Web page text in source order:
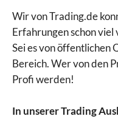
Wir von Trading.de
Erfahrungen schon viel
Sei es von öffentlichen
Bereich. Wer von den
Profi werden!
In unserer Trading